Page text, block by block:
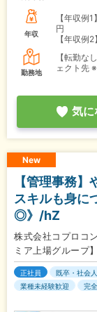
年収
【年収例1】
円
【年収例2】
勤務地
【転勤な
ェクト先
気に
New
【管理事務
スキルも身に
◎》/hZ
株式会社コプロコ
ミア上場グループ】
正社員 既卒・社会
業種未経験歓迎
完